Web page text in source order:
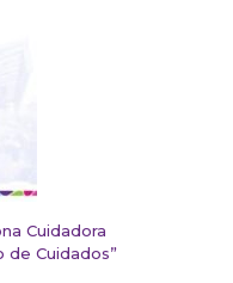
Cuidadora
de Cuidados”